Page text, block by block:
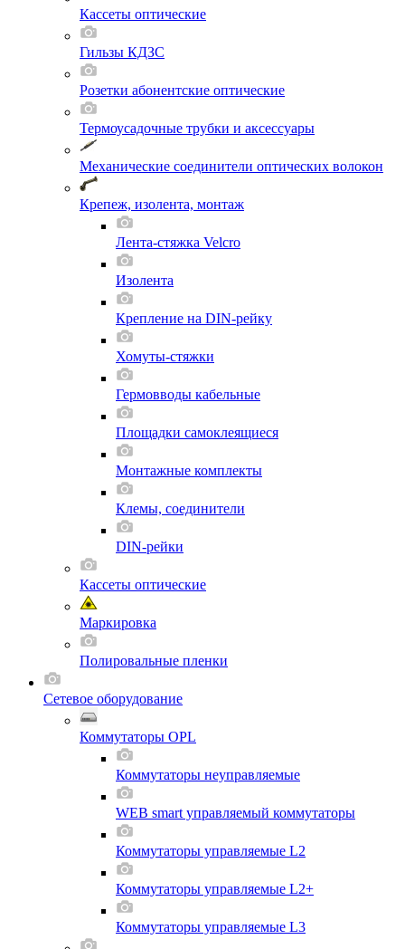
Кассеты оптические
Гильзы КДЗС
Розетки абонентские оптические
Термоусадочные трубки и аксессуары
Механические соединители оптических волокон
Крепеж, изолента, монтаж
Лента-стяжка Velcro
Изолента
Крепление на DIN-рейку
Хомуты-стяжки
Гермовводы кабельные
Площадки самоклеящиеся
Монтажные комплекты
Клемы, соединители
DIN-рейки
Кассеты оптические
Маркировка
Полировальные пленки
Сетевое оборудование
Коммутаторы OPL
Коммутаторы неуправляемые
WEB smart управляемый коммутаторы
Коммутаторы управляемые L2
Коммутаторы управляемые L2+
Коммутаторы управляемые L3